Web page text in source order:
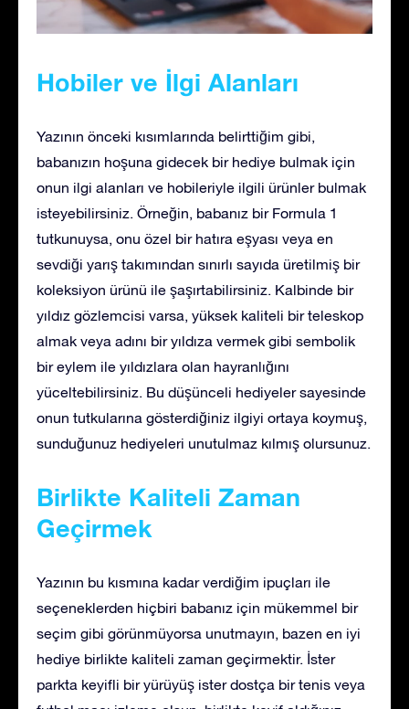
Hobiler ve İlgi Alanları
Yazının önceki kısımlarında belirttiğim gibi,
babanızın hoşuna gidecek bir hediye bulmak için
onun ilgi alanları ve hobileriyle ilgili ürünler bulmak
isteyebilirsiniz. Örneğin, babanız bir Formula 1
tutkunuysa, onu özel bir hatıra eşyası veya en
sevdiği yarış takımından sınırlı sayıda üretilmiş bir
koleksiyon ürünü ile şaşırtabilirsiniz. Kalbinde bir
yıldız gözlemcisi varsa, yüksek kaliteli bir teleskop
almak veya adını bir yıldıza vermek gibi sembolik
bir eylem ile yıldızlara olan hayranlığını
yüceltebilirsiniz. Bu düşünceli hediyeler sayesinde
onun tutkularına gösterdiğiniz ilgiyi ortaya koymuş,
sunduğunuz hediyeleri unutulmaz kılmış olursunuz.
Birlikte Kaliteli Zaman
Geçirmek
Yazının bu kısmına kadar verdiğim ipuçları ile
seçeneklerden hiçbiri babanız için mükemmel bir
seçim gibi görünmüyorsa unutmayın, bazen en iyi
hediye birlikte kaliteli zaman geçirmektir. İster
parkta keyifli bir yürüyüş ister dostça bir tenis veya